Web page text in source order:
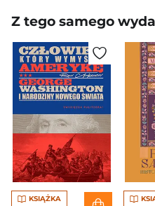
Z tego samego
KSIĄŻKA